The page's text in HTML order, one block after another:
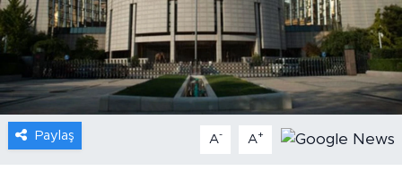
Paylaş A- A+
Video
Sağlık
Foto Haber